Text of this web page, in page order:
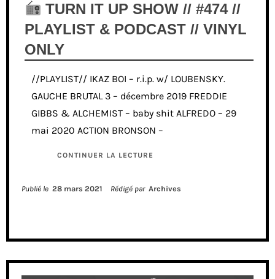
TURN IT UP SHOW // #474 //
PLAYLIST & PODCAST // VINYL
ONLY
//PLAYLIST// IKAZ BOI – r.i.p. w/ LOUBENSKY.
GAUCHE BRUTAL 3 – décembre 2019 FREDDIE
GIBBS & ALCHEMIST – baby shit ALFREDO – 29
mai 2020 ACTION BRONSON –
CONTINUER LA LECTURE
Publié le 28 mars 2021 Rédigé par Archives